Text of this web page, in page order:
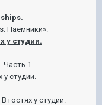
Наёмники».
у студии.
1.
студии.
гостях у студии.